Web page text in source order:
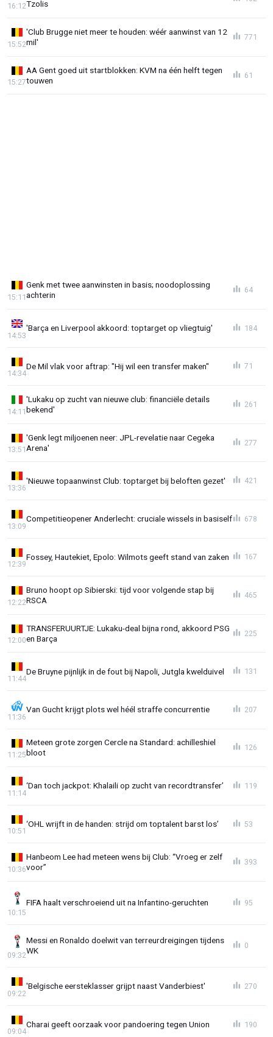
Tzolis
16:12
'Club Brugge niet meer te houden: wéér aanwinst van 12
mil'
15:52
771
AA Gent goed uit startblokken: KVM na één helft tegen
touwen
15:27
61
Genk met twee aanwinsten in basis; noodoplossing
achterin
15:11
64
'Barça en Liverpool akkoord: toptarget op vliegtuig'
14:53
184
De Mil vlak voor aftrap: "Hij wil een transfer maken"
14:34
71
'Lukaku op zucht van nieuwe club: financiële details
bekend'
14:11
261
'Genk legt miljoenen neer: JPL-revelatie naar Cegeka
Arena'
13:51
277
'Nieuwe topaanwinst Club: toptarget bij beloften gezet'
13:36
421
Competitieopener Anderlecht: cruciale wissels in basiself
13:09
678
Fossey, Hautekiet, Epolo: Wilmots geeft stand van zaken
12:39
167
Bruno hoopt op Sibierski: tijd voor volgende stap bij
RSCA
12:22
465
TRANSFERUURTJE: Lukaku-deal bijna rond, akkoord PSG
en Barça
12:00
225
De Bruyne pijnlijk in de fout bij Napoli, Jutgla kwelduivel
11:44
131
Van Gucht krijgt plots wel héél straffe concurrentie
11:36
207
Meteen grote zorgen Cercle na Standard: achilleshiel
bloot
11:25
126
‘Dan toch jackpot: Khalaili op zucht van recordtransfer’
11:14
119
‘OHL wrijft in de handen: strijd om toptalent barst los’
10:51
53
Hanbeom Lee had meteen wens bij Club: “Vroeg er zelf
voor”
10:36
393
FIFA haalt verschroeiend uit na Infantino-geruchten
10:15
95
Messi en Ronaldo doelwit van terreurdreigingen tijdens
WK
09:32
0
'Belgische eersteklasser grijpt naast Vanderbiest'
09:22
270
Charai geeft oorzaak voor pandoering tegen Union
09:04
190